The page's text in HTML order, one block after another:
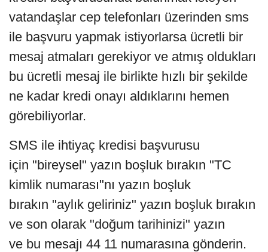
vatandaşlar cep telefonları üzerinden sms
ile başvuru yapmak istiyorlarsa ücretli bir
mesaj atmaları gerekiyor ve atmış oldukları
bu ücretli mesaj ile birlikte hızlı bir şekilde
ne kadar kredi onayı aldıklarını hemen
görebiliyorlar.
SMS ile ihtiyaç kredisi başvurusu
için "bireysel" yazın boşluk bırakın "TC
kimlik numarası"nı yazın boşluk
bırakın "aylık geliriniz" yazın boşluk bırakın
ve son olarak "doğum tarihinizi" yazın
ve bu mesajı 44 11 numarasına gönderin.